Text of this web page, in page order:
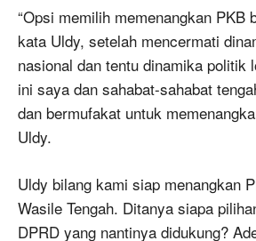
“Opsi memilih memenangkan PKB
kata Uldy, setelah mencermati
nasional dan tentu dinamika politik
ini saya dan sahabat-sahabat
dan bermufakat untuk
Uldy.
Uldy bilang kami siap menangkan
Wasile Tengah. Ditanya siapa
DPRD yang nantinya didukung?